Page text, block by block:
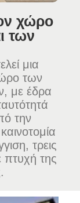
χώρο
των
μια
των
με έδρα
την
τρεις
πτυχή της